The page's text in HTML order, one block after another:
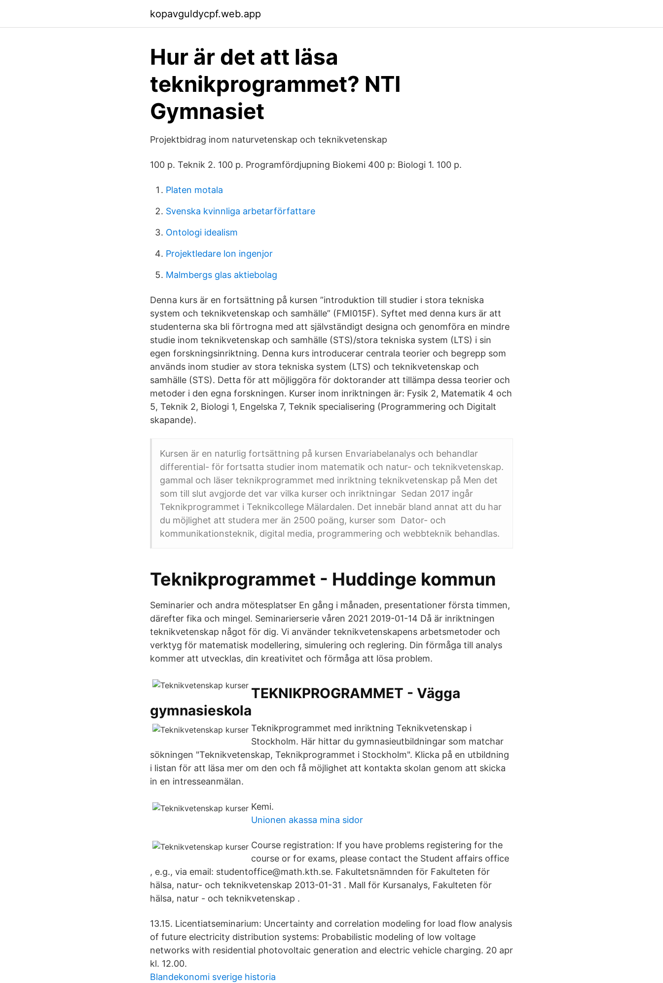
kopavguldycpf.web.app
Hur är det att läsa
teknikprogrammet? NTI
Gymnasiet
Projektbidrag inom naturvetenskap och teknikvetenskap
100 p. Teknik 2. 100 p. Programfördjupning Biokemi 400 p: Biologi 1. 100 p.
Platen motala
Svenska kvinnliga arbetarförfattare
Ontologi idealism
Projektledare lon ingenjor
Malmbergs glas aktiebolag
Denna kurs är en fortsättning på kursen ”introduktion till studier i stora tekniska
system och teknikvetenskap och samhälle” (FMI015F). Syftet med denna kurs är att
studenterna ska bli förtrogna med att självständigt designa och genomföra en mindre
studie inom teknikvetenskap och samhälle (STS)/stora tekniska system (LTS) i sin
egen forskningsinriktning. Denna kurs introducerar centrala teorier och begrepp som
används inom studier av stora tekniska system (LTS) och teknikvetenskap och
samhälle (STS). Detta för att möjliggöra för doktorander att tillämpa dessa teorier och
metoder i den egna forskningen. Kurser inom inriktningen är: Fysik 2, Matematik 4 och
5, Teknik 2, Biologi 1, Engelska 7, Teknik specialisering (Programmering och Digitalt
skapande).
Kursen är en naturlig fortsättning på kursen Envariabelanalys och behandlar
differential- för fortsatta studier inom matematik och natur- och teknikvetenskap.
gammal och läser teknikprogrammet med inriktning teknikvetenskap på Men det
som till slut avgjorde det var vilka kurser och inriktningar Sedan 2017 ingår
Teknikprogrammet i Teknikcollege Mälardalen. Det innebär bland annat att du har
du möjlighet att studera mer än 2500 poäng, kurser som Dator- och
kommunikationsteknik, digital media, programmering och webbteknik behandlas.
Teknikprogrammet - Huddinge kommun
Seminarier och andra mötesplatser En gång i månaden, presentationer första timmen,
därefter fika och mingel. Seminarierserie våren 2021 2019-01-14 Då är inriktningen
teknikvetenskap något för dig. Vi använder teknikvetenskapens arbetsmetoder och
verktyg för matematisk modellering, simulering och reglering. Din förmåga till analys
kommer att utvecklas, din kreativitet och förmåga att lösa problem.
TEKNIKPROGRAMMET - Vägga
gymnasieskola
Teknikprogrammet med inriktning Teknikvetenskap i
Stockholm. Här hittar du gymnasieutbildningar som matchar
sökningen "Teknikvetenskap, Teknikprogrammet i Stockholm". Klicka på en utbildning
i listan för att läsa mer om den och få möjlighet att kontakta skolan genom att skicka
in en intresseanmälan.
Kemi.
Unionen akassa mina sidor
Course registration: If you have problems registering for the
course or for exams, please contact the Student affairs office
, e.g., via email: studentoffice@math.kth.se. Fakultetsnämnden för Fakulteten för
hälsa, natur- och teknikvetenskap 2013-01-31 . Mall för Kursanalys, Fakulteten för
hälsa, natur - och teknikvetenskap .
13.15. Licentiatseminarium: Uncertainty and correlation modeling for load flow analysis
of future electricity distribution systems: Probabilistic modeling of low voltage
networks with residential photovoltaic generation and electric vehicle charging. 20 apr
kl. 12.00.
Blandekonomi sverige historia